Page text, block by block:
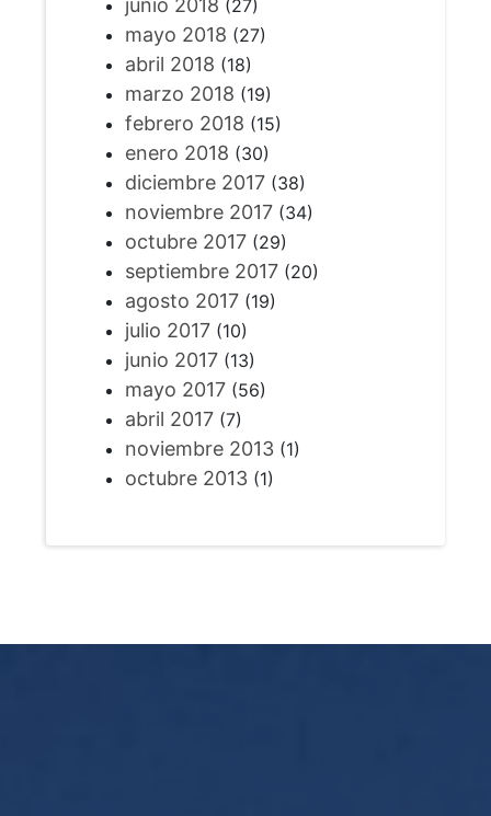
(27)
mayo 2018 (27)
abril 2018 (18)
marzo 2018 (19)
febrero 2018 (15)
enero 2018 (30)
diciembre 2017(38)
noviembre 2017(34)
octubre 2017(29)
septiembre 2017(20)
agosto 2017(19)
julio 2017(10)
junio 2017(13)
mayo 2017(56)
abril 2017(7)
noviembre 2013(1)
octubre 2013(1)